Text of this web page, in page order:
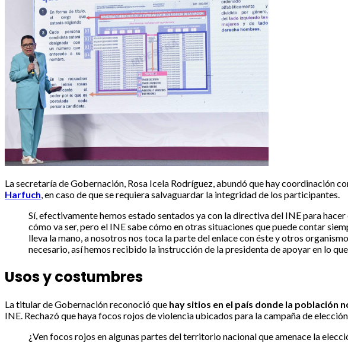
La secretaría de Gobernación, Rosa Icela Rodríguez, abundó que hay coordinación
Harfuch , en caso de que se requiera salvaguardar la integridad de los participantes.
Sí, efectivamente hemos estado sentados ya con la directiva del INE para
cómo va ser, pero el INE sabe cómo en otras situaciones que puede contar
lleva la mano, a nosotros nos toca la parte del enlace con éste y otros
necesario, así hemos recibido la instrucción de la presidenta de apoyar en lo
Usos y costumbres
La titular de Gobernación reconoció que hay sitios en el país donde la población
INE. Rechazó que haya focos rojos de violencia ubicados para la campaña de
¿Ven focos rojos en algunas partes del territorio nacional que amenace la